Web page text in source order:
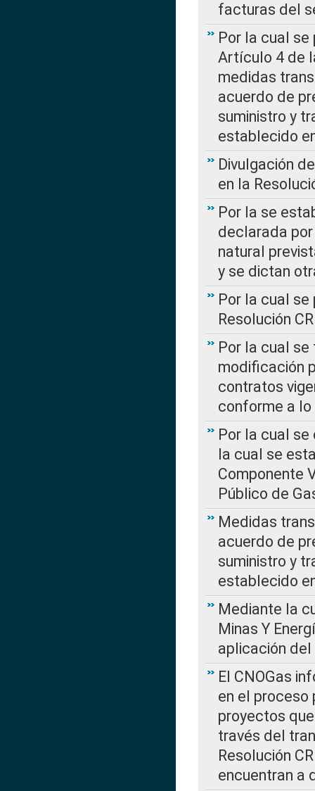
facturas del
Por la cual
Artículo 4 de
medidas
acuerdo de
suministro y
establecido
Divulgación
en la
Por la se
declarada
natural
y se dictan
Por la cual
Resolución
Por la cual
modificación
contratos
conforme a lo
Por la cual se
la cual se
Componente
Público de
Medidas
acuerdo de
suministro y
establecido
Mediante la
Minas Y
aplicación
El CNOGas
en el proceso
proyectos
través del
Resolución
encuentran a